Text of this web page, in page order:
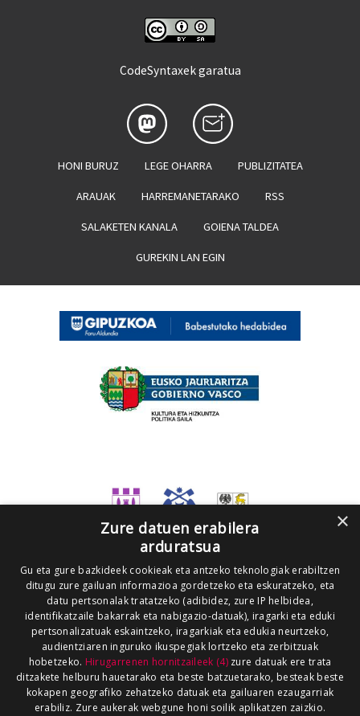
CodeSyntaxek garatua
HONI BURUZ LEGE OHARRA PUBLIZITATEA
ARAUAK HARREMANETARAKO RSS
SALAKETEN KANALA GOIENA TALDEA
GUREKIN LAN EGIN
×
Zure datuen erabilera
arduratsua
Gu eta gure bazkideek cookieak eta antzeko teknologiak erabiltzen
ditugu zure gailuan informazioa gordetzeko eta eskuratzeko, eta
datu pertsonalak tratatzeko (adibidez, zure IP helbidea,
identifikatzaile bakarrak eta nabigazio-datuak), iragarki eta eduki
pertsonalizatuak eskaintzeko, iragarkiak eta edukia neurtzeko,
audientziaren inguruko ikuspegiak lortzeko eta zerbitzuak
hobetzeko. Hirugarrenen hornitzaileek (4)zure datuak ere trata
ditzakete helburu hauetarako eta beste batzuetarako, besteak beste
kokapen geografiko zehatzeko datuak eta gailuaren ezaugarriak
erabiliz. Zure aukerak webgune honi soilik aplikatzen zaizkio.